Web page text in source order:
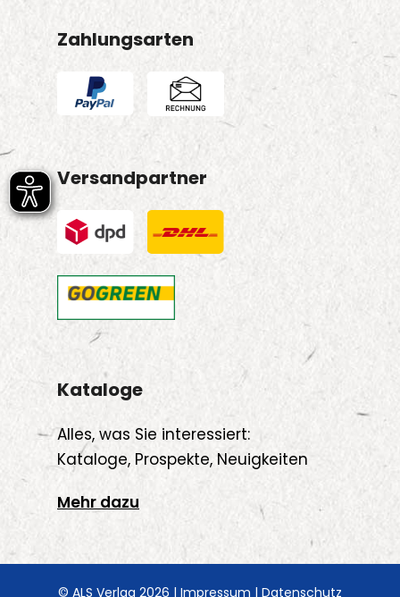
Zahlungsarten
Versandpartner
Kataloge
Alles, was Sie interessiert:
Kataloge, Prospekte, Neuigkeiten
Mehr dazu
© ALS Verlag 2026 | Impressum | Datenschutz